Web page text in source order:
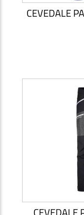
CEVEDALE